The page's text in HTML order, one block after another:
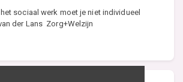
het sociaal werk moet je niet individueel
der Lans Zorg+Welzijn